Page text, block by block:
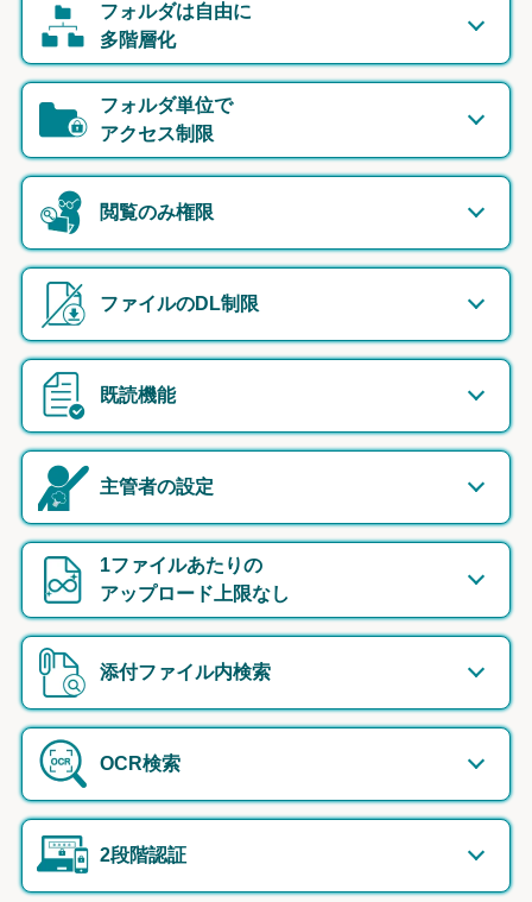
フォルダは自由に
多階層化
フォルダ単位で
アクセス制限
閲覧のみ権限
ファイルのDL制限
既読機能
主管者の設定
1ファイルあたりの
アップロード上限なし
添付ファイル内検索
OCR検索
2段階認証